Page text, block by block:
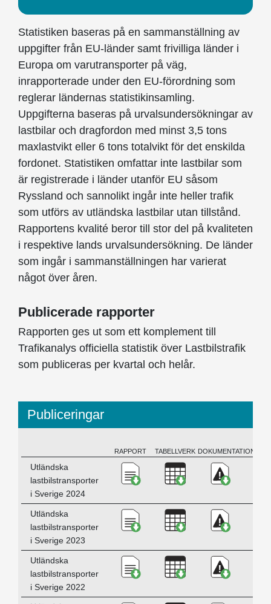
Statistiken baseras på en sammanställning av
uppgifter från EU-länder samt frivilliga länder i
Europa om varutransporter på väg,
inrapporterade under den EU-förordning som
reglerar ländernas statistikinsamling.
Uppgifterna baseras på urvalsundersökningar av
lastbilar och dragfordon med minst 3,5 tons
maxlastvikt eller 6 tons totalvikt för det enskilda
fordonet. Statistiken omfattar inte lastbilar som
är registrerade i länder utanför EU såsom
Ryssland och sannolikt ingår inte heller trafik
som utförs av utländska lastbilar utan tillstånd.
Rapportens kvalité beror till stor del på kvaliteten
i respektive lands urvalsundersökning. De länder
som ingår i sammanställningen har varierat
något över åren.
Publicerade rapporter
Rapporten ges ut som ett komplement till
Trafikanalys officiella statistik över Lastbilstrafik
som publiceras per kvartal och helår.
Publiceringar
BESKRIVNING
RAPPORT TABELLVERK DOKUMENTATION
Utländska
lastbilstransporter
i Sverige 2024
Ladda ner Utländska
Ladda nerLadda
Utländska
lastbilstransporter
i Sverige 2023
Ladda ner Utländska
Ladda nerLadda
Utländska
lastbilstransporter
i Sverige 2022
Ladda ner Utländska
Ladda nerLadda